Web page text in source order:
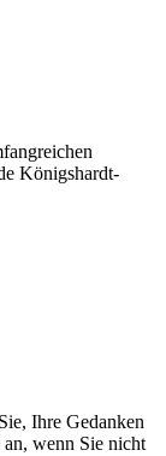
Königshardt-
Ihre Gedanken
an, wenn Sie nicht